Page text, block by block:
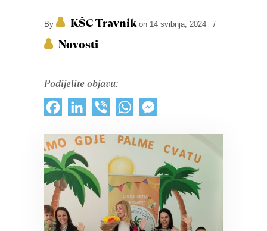
By KŠC Travnikon 14 svibnja, 2024 /
Novosti
Podijelite objavu:
FacebookLinkedInViber WhatsApp